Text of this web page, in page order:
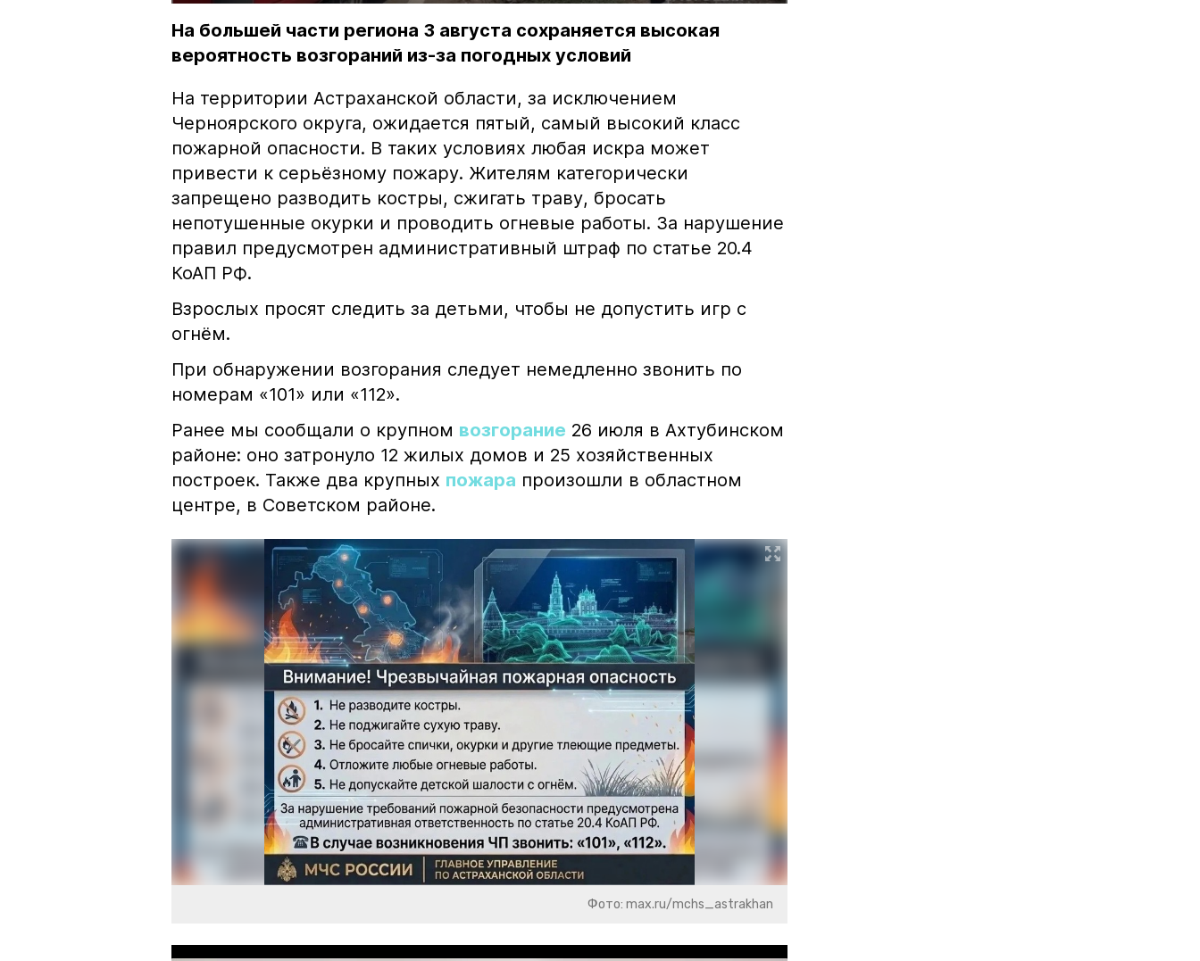
На большей части региона 3 августа сохраняется высокая
вероятность возгораний из-за погодных условий
На территории Астраханской области, за исключением
Черноярского округа, ожидается пятый, самый высокий класс
пожарной опасности. В таких условиях любая искра может
привести к серьёзному пожару. Жителям категорически
запрещено разводить костры, сжигать траву, бросать
непотушенные окурки и проводить огневые работы. За нарушение
правил предусмотрен административный штраф по статье 20.4
КоАП РФ.
Взрослых просят следить за детьми, чтобы не допустить игр с
огнём.
При обнаружении возгорания следует немедленно звонить по
номерам «101» или «112».
Ранее мы сообщали о крупном возгорание 26 июля в Ахтубинском
районе: оно затронуло 12 жилых домов и 25 хозяйственных
построек. Также два крупных пожара произошли в областном
центре, в Советском районе.
Фото: max.ru/mchs_astrakhan